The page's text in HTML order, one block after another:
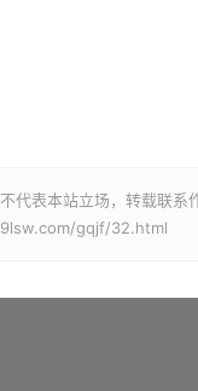
代表本站立场，转载联系
gqjf/32.html